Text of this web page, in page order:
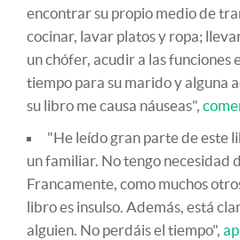
encontrar su propio medio de
cocinar, lavar platos y ropa;
un chófer, acudir a las funciones
tiempo para su marido y alguna
su libro me causa náuseas",
"He leído gran parte de este
un familiar. No tengo necesidad
Francamente, como muchos
libro es insulso. Además, está
alguien. No perdáis el tiempo",